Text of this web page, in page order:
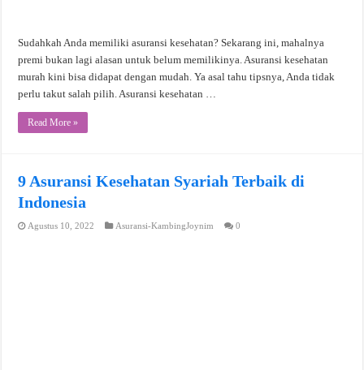
Sudahkah Anda memiliki asuransi kesehatan? Sekarang ini, mahalnya
premi bukan lagi alasan untuk belum memilikinya. Asuransi kesehatan
murah kini bisa didapat dengan mudah. Ya asal tahu tipsnya, Anda tidak
perlu takut salah pilih. Asuransi kesehatan …
Read More »
9 Asuransi Kesehatan Syariah Terbaik di
Indonesia
Agustus 10, 2022 Asuransi-KambingJoynim 0